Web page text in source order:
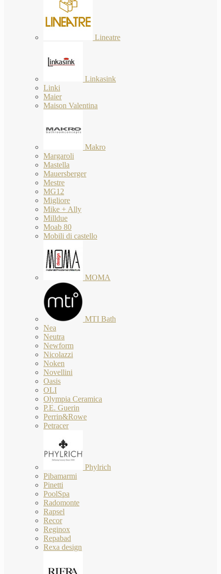
Lineatre
Linkasink
Linki
Maier
Maison Valentina
Makro
Margaroli
Mastella
Mauersberger
Mestre
MG12
Migliore
Mike + Ally
Milldue
Moab 80
Mobili di castello
MOMA
MTI Bath
Nea
Neutra
Newform
Nicolazzi
Noken
Novellini
Oasis
OLI
Olympia Ceramica
P.E. Guerin
Perrin&Rowe
Petracer
Phylrich
Pibamarmi
Pinetti
PoolSpa
Radomonte
Rapsel
Recor
Reginox
Repabad
Rexa design